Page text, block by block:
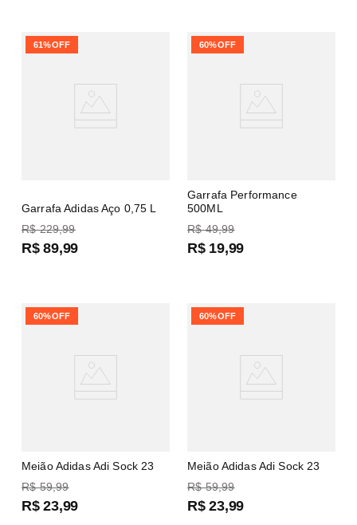
Garrafa Adidas Aço 0,75 L
61%OFF
R$ 229,99
R$ 89,99
Garrafa Performance
500ML
60%OFF
R$ 49,99
R$ 19,99
Meião Adidas Adi Sock 23
60%OFF
R$ 59,99
R$ 23,99
Meião Adidas Adi Sock 23
60%OFF
R$ 59,99
R$ 23,99